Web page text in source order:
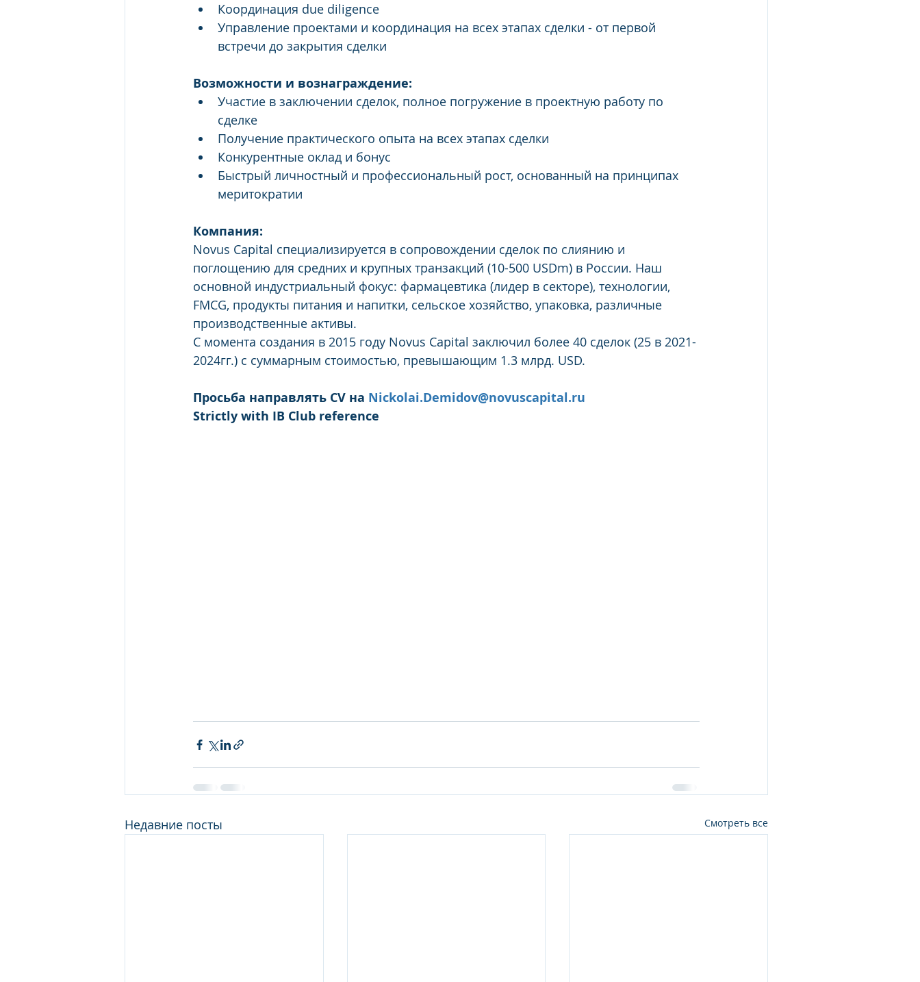
Координация due diligence
Управление проектами и координация на всех этапах сделки - от первой
встречи до закрытия сделки
Возможности и вознаграждение:
Участие в заключении сделок, полное погружение в проектную работу по
сделке
Получение практического опыта на всех этапах сделки
Конкурентные оклад и бонус
Быстрый личностный и профессиональный рост, основанный на принципах
меритократии
Компания:
Novus Capital специализируется в сопровождении сделок по слиянию и
поглощению для средних и крупных транзакций (10-500 USDm) в России. Наш
основной индустриальный фокус: фармацевтика (лидер в секторе), технологии,
FMCG, продукты питания и напитки, сельское хозяйство, упаковка, различные
производственные активы.
С момента создания в 2015 году Novus Capital заключил более 40 сделок (25 в 2021-
2024гг.) с суммарным стоимостью, превышающим 1.3 млрд. USD.
Просьба направлять CV на Nickolai.Demidov@novuscapital.ru
Strictly with IB Club reference
Недавние посты Смотреть все